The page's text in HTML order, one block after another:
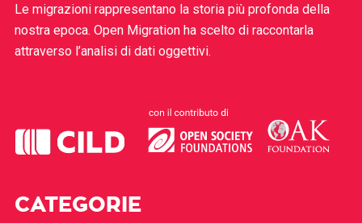
Le migrazioni rappresentano la storia più profonda della
nostra epoca. Open Migration ha scelto di raccontarla
attraverso l’analisi di dati oggettivi.
CATEGORIE